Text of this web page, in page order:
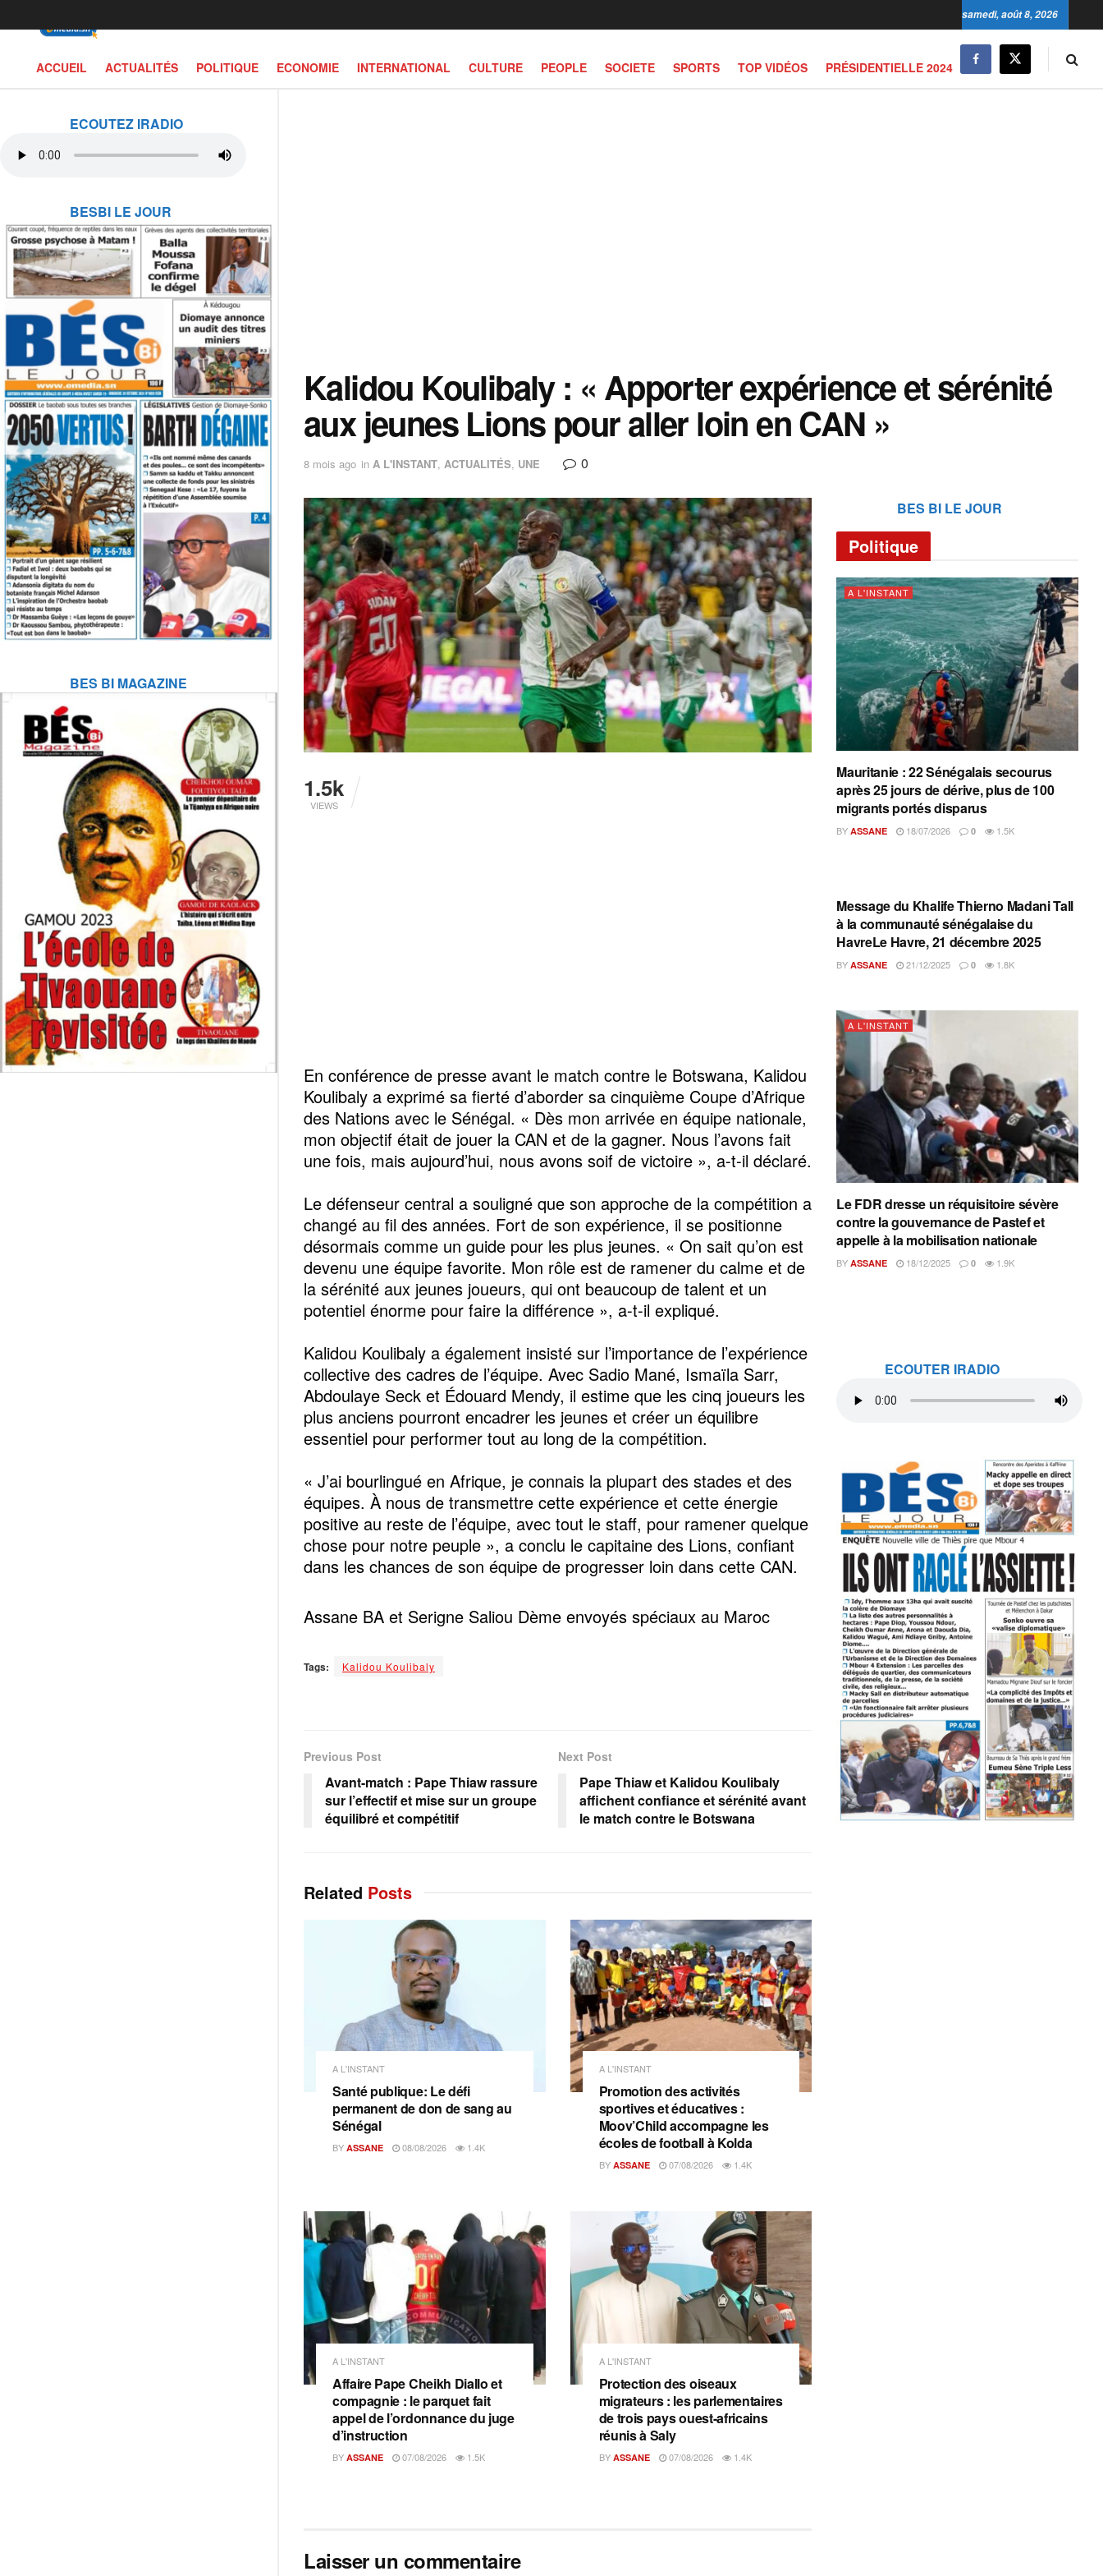
ECOUTEZ IRADIO
BESBI LE JOUR
BES BI MAGAZINE
samedi, août 8, 2026
ACCUEIL ACTUALITÉS POLITIQUE ECONOMIE INTERNATIONAL CULTURE PEOPLE SOCIETE SPORTS TOP VIDÉOS PRÉSIDENTIELLE 2024
Kalidou Koulibaly : « Apporter expérience et sérénité
aux jeunes Lions pour aller loin en CAN »
8 mois ago in A L'INSTANT, ACTUALITÉS, UNE 0
1.5k
VIEWS
En conférence de presse avant le match contre le Botswana, Kalidou
Koulibaly a exprimé sa fierté d’aborder sa cinquième Coupe d’Afrique
des Nations avec le Sénégal. « Dès mon arrivée en équipe nationale,
mon objectif était de jouer la CAN et de la gagner. Nous l’avons fait
une fois, mais aujourd’hui, nous avons soif de victoire », a-t-il déclaré.
Le défenseur central a souligné que son approche de la compétition a
changé au fil des années. Fort de son expérience, il se positionne
désormais comme un guide pour les plus jeunes. « On sait qu’on est
devenu une équipe favorite. Mon rôle est de ramener du calme et de
la sérénité aux jeunes joueurs, qui ont beaucoup de talent et un
potentiel énorme pour faire la différence », a-t-il expliqué.
Kalidou Koulibaly a également insisté sur l’importance de l’expérience
collective des cadres de l’équipe. Avec Sadio Mané, Ismaïla Sarr,
Abdoulaye Seck et Édouard Mendy, il estime que les cinq joueurs les
plus anciens pourront encadrer les jeunes et créer un équilibre
essentiel pour performer tout au long de la compétition.
« J’ai bourlingué en Afrique, je connais la plupart des stades et des
équipes. À nous de transmettre cette expérience et cette énergie
positive au reste de l’équipe, avec tout le staff, pour ramener quelque
chose pour notre peuple », a conclu le capitaine des Lions, confiant
dans les chances de son équipe de progresser loin dans cette CAN.
Assane BA et Serigne Saliou Dème envoyés spéciaux au Maroc
Tags: Kalidou Koulibaly
Previous Post
Avant-match : Pape Thiaw rassure
sur l’effectif et mise sur un groupe
équilibré et compétitif
Next Post
Pape Thiaw et Kalidou Koulibaly
affichent confiance et sérénité avant
le match contre le Botswana
Related Posts
A L'INSTANT
Santé publique: Le défi
permanent de don de sang au
Sénégal
BY ASSANE 08/08/2026 1.4K
A L'INSTANT
Promotion des activités
sportives et éducatives :
Moov’Child accompagne les
écoles de football à Kolda
BY ASSANE 07/08/2026 1.4K
A L'INSTANT
Affaire Pape Cheikh Diallo et
compagnie : le parquet fait
appel de l’ordonnance du juge
d’instruction
BY ASSANE 07/08/2026 1.5K
A L'INSTANT
Protection des oiseaux
migrateurs : les parlementaires
de trois pays ouest-africains
réunis à Saly
BY ASSANE 07/08/2026 1.4K
Laisser un commentaire
BES BI LE JOUR
Politique
A L'INSTANT
Mauritanie : 22 Sénégalais secourus
après 25 jours de dérive, plus de 100
migrants portés disparus
BY ASSANE 18/07/2026 0 1.5K
A L'INSTANT
Message du Khalife Thierno Madani Tall
à la communauté sénégalaise du
HavreLe Havre, 21 décembre 2025
BY ASSANE 21/12/2025 0 1.8K
A L'INSTANT
Le FDR dresse un réquisitoire sévère
contre la gouvernance de Pastef et
appelle à la mobilisation nationale
BY ASSANE 18/12/2025 0 1.9K
ECOUTER IRADIO